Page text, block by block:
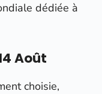
dédiée à
Août
choisie,